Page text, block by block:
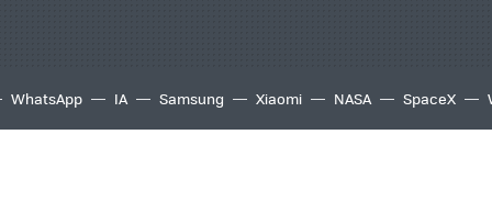
WhatsApp IA Samsung Xiaomi NASA SpaceX